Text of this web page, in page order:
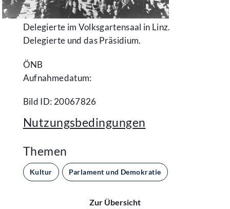
Delegierte im Volksgartensaal in Linz.
Delegierte und das Präsidium.
ÖNB
Aufnahmedatum:
Bild ID: 20067826
Nutzungsbedingungen
Themen
Kultur Parlament und Demokratie
Zur Übersicht